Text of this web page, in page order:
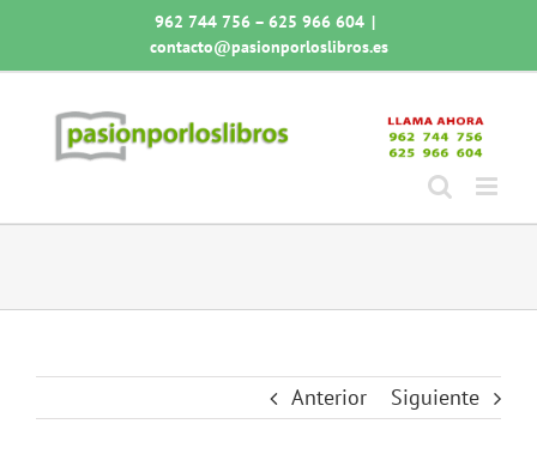
contenido
962 744 756 – 625 966 604 |
contacto@pasionporloslibros.es
Anterior Siguiente